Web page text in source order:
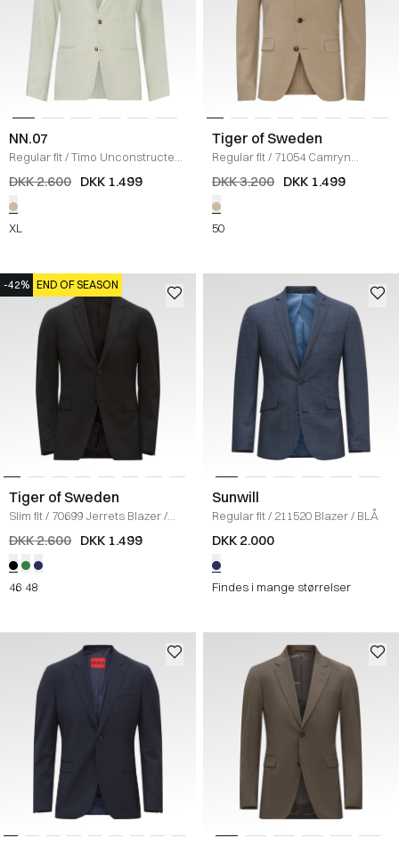
NN.07
Regular fit/Timo Unconstructed
Hør Blazer / SAND
DKK 2.600 DKK 1.499
XL
Tiger of Sweden
Regular fit/ 71054 Camryn
Unconstructed Blazer / SAND
DKK 3.200 DKK 1.499
50
-42% END OF SEASON
Tiger of Sweden
Slim fit/ 70699 Jerrets Blazer/
SORT
DKK 2.600 DKK 1.499
46 48
Sunwill
Regular fit/ 211520 Blazer/ BLÅ
DKK 2.000
Findes i mange størrelser